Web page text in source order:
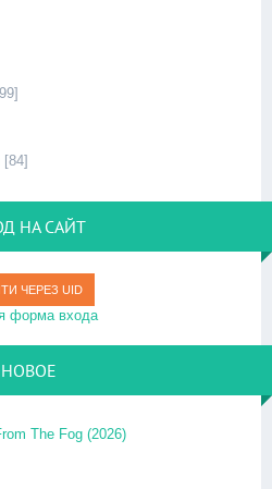
[84]
НА САЙТ
ЧЕРЕЗ UID
форма входа
НОВОЕ
The Fog (2026)